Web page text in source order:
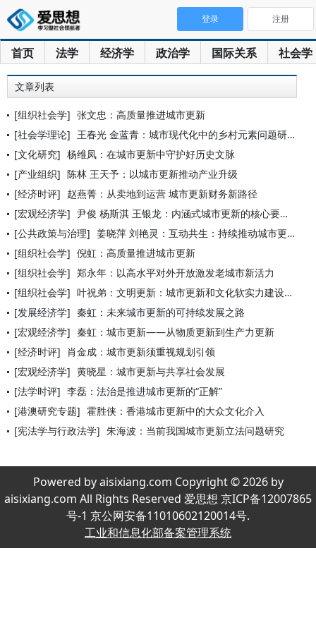
首页 法学 经济学 政治学 国际关系 社会学
登录 注册
文章列表
[组织社会学] 张文忠：高质量推进城市更新
[社会学理论] 王春光 金蓝青：城市现代化中的乡村元素问题研究——以城中村为
[文化研究] 杨维凤：在城市更新中守护好历史文脉
[产业组织] 陈林 王天予：以城市更新推动产业升级
[经济时评] 赵燕菁：从卖地到运营 城市更新财务新路径
[宏观经济学] 尹俊 杨斯淇 王银龙：内涵式城市更新的核心要义、战略意蕴与实
[公共政策与治理] 姜晓萍 刘艳灵：互动共生：持续推动城市更新的目标范式与实现路
[组织社会学] 倪虹：高质量推进城市更新
[组织社会学] 郑永年：以高水平对外开放激发老城市新活力
[组织社会学] 叶祝弟：文明更新：城市更新和文化软实力建设的关键
[发展经济学] 秦虹：未来城市更新的可持续发展之路
[宏观经济学] 秦虹：城市更新——从物质更新到生产力更新
[经济时评] 肖金成：城市更新须重视规划引领
[宏观经济学] 黄晓星：城市更新与共享社会发展
[法学时评] 李磊：法治是推进城市更新的“正解”
[港澳研究专题] 霍胜侠：香港城市更新中的大众文化介入
[宪法学与行政法学] 朱海波：当前我国城市更新立法问题研究
Powered by aisixiang.com Copyright © 2026 by
aisixiang.com All Rights Reserved 爱思想 京ICP备12007865
号-1 京公网安备11010602120014号.
工业和信息化部备案管理系统